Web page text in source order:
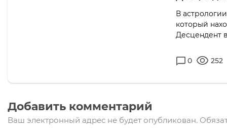
В
который
Десцендент
0 252
Добавить комментарий
Ваш электронный адрес не будет опубликован.